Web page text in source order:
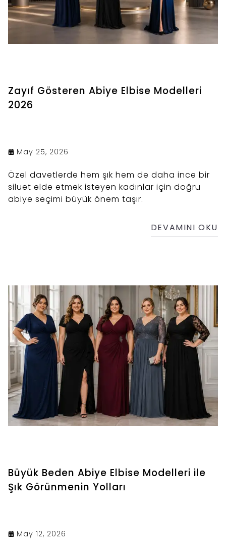
Zayıf Gösteren Abiye Elbise Modelleri
2026
May 25, 2026
Özel davetlerde hem şık hem de daha ince bir
siluet elde etmek isteyen kadınlar için doğru
abiye seçimi büyük önem taşır.
DEVAMINI OKU
Büyük Beden Abiye Elbise Modelleri ile
Şık Görünmenin Yolları
May 12, 2026